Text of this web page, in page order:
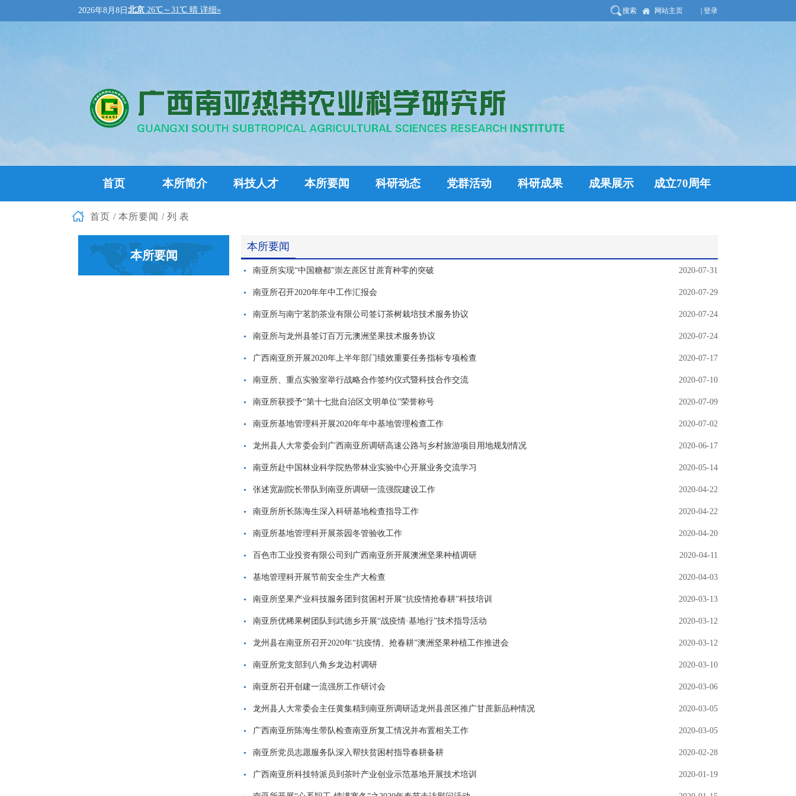
2026年8月8日 搜索 网站主页 | 登录
首页 本所简介 科技人才 本所要闻 科研动态 党群活动 科研成果 成果展示 成立70周年
首页 / 本所要闻 /列表
本所要闻
本所要闻
2020-07-31
南亚所实现“中国糖都”崇左蔗区甘蔗育种零的突破
2020-07-29
南亚所召开2020年年中工作汇报会
2020-07-24
南亚所与南宁茗韵茶业有限公司签订茶树栽培技术服务协议
2020-07-24
南亚所与龙州县签订百万元澳洲坚果技术服务协议
2020-07-17
广西南亚所开展2020年上半年部门绩效重要任务指标专项检查
2020-07-10
南亚所、重点实验室举行战略合作签约仪式暨科技合作交流
2020-07-09
南亚所获授予“第十七批自治区文明单位”荣誉称号
2020-07-02
南亚所基地管理科开展2020年年中基地管理检查工作
2020-06-17
龙州县人大常委会到广西南亚所调研高速公路与乡村旅游项目用地规划情况
2020-05-14
南亚所赴中国林业科学院热带林业实验中心开展业务交流学习
2020-04-22
张述宽副院长带队到南亚所调研一流强院建设工作
2020-04-22
南亚所所长陈海生深入科研基地检查指导工作
2020-04-20
南亚所基地管理科开展茶园冬管验收工作
2020-04-11
百色市工业投资有限公司到广西南亚所开展澳洲坚果种植调研
2020-04-03
基地管理科开展节前安全生产大检查
2020-03-13
南亚所坚果产业科技服务团到贫困村开展“抗疫情抢春耕”科技培训
2020-03-12
南亚所优稀果树团队到武德乡开展“战疫情·基地行”技术指导活动
2020-03-12
龙州县在南亚所召开2020年“抗疫情、抢春耕”澳洲坚果种植工作推进会
2020-03-10
南亚所党支部到八角乡龙边村调研
2020-03-06
南亚所召开创建一流强所工作研讨会
2020-03-05
龙州县人大常委会主任黄集精到南亚所调研适龙州县蔗区推广甘蔗新品种情况
2020-03-05
广西南亚所陈海生带队检查南亚所复工情况并布置相关工作
2020-02-28
南亚所党员志愿服务队深入帮扶贫困村指导春耕备耕
2020-01-19
广西南亚所科技特派员到茶叶产业创业示范基地开展技术培训